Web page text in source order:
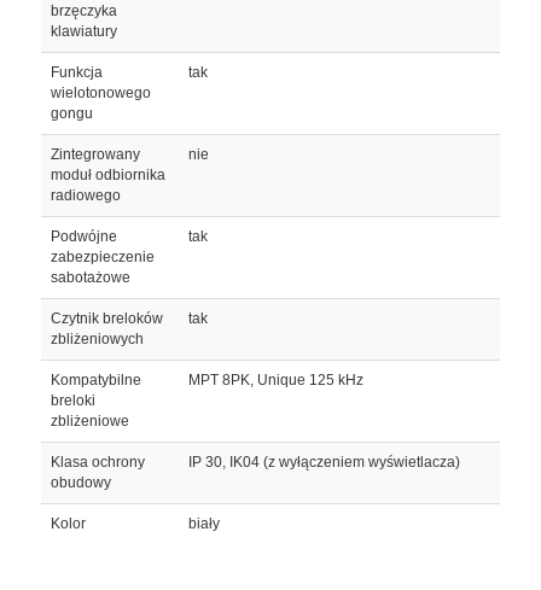
brzęczyka
klawiatury
Funkcja
wielotonowego
gongu
tak
Zintegrowany
moduł odbiornika
radiowego
nie
Podwójne
zabezpieczenie
sabotażowe
tak
Czytnik breloków
zbliżeniowych
tak
Kompatybilne
breloki
zbliżeniowe
MPT 8PK, Unique 125 kHz
Klasa ochrony
obudowy
IP 30, IK04 (z wyłączeniem wyświetlacza)
Kolor biały